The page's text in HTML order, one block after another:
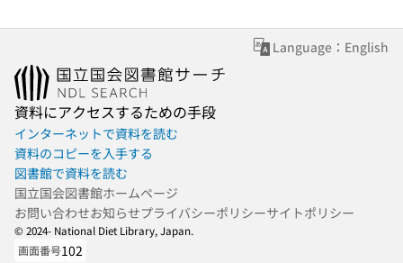
Language：English
資料にアクセスするための手段
インターネットで資料を読む
資料のコピーを入手する
図書館で資料を読む
国立国会図書館ホームページ
お問い合わせお知らせプライバシーポリシーサイトポリシー
© 2024- National Diet Library, Japan.
画面番号102